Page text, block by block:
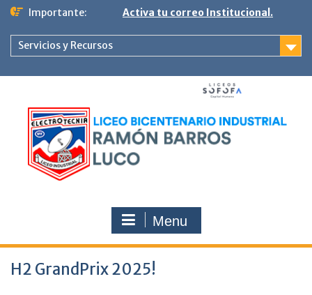
contenido
Importante: Activa tu correo Institucional.
Servicios y Recursos
Menu
H2 GrandPrix 2025!